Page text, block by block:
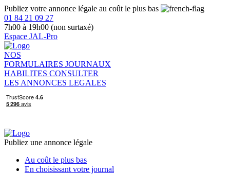
Publiez votre annonce légale au coût le plus bas
01 84 21 09 27
7h00 à 19h00 (non surtaxé)
Espace JAL-Pro
NOS
FORMULAIRES JOURNAUX
HABILITES CONSULTER
LES ANNONCES LEGALES
Publiez une annonce légale
Au coût le plus bas
En choisissant votre journal